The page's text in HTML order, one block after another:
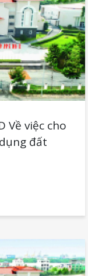
Về việc cho
đất